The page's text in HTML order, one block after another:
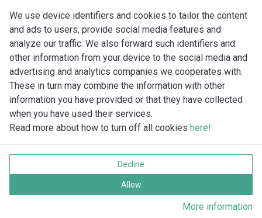
We use device identifiers and cookies to tailor the content
and ads to users, provide social media features and
analyze our traffic. We also forward such identifiers and
other information from your device to the social media and
advertising and analytics companies we cooperates with.
These in turn may combine the information with other
information you have provided or that they have collected
when you have used their services.
Read more about how to turn off all cookies here!
Decline
Allow
More information
Imprint
Gegevensbescherming
Alle rechten voorbehouden